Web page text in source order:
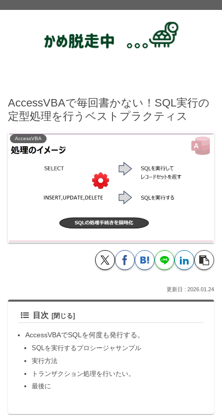
AccessVBAで毎回書かない！SQL実行の
定型処理を行うベストプラクティス
AccessVBA
2026.01.24
目次
AccessVBAでSQLを何度も発行する。
SQLを実行するプロシージャサンプル
実行方法
トランザクション処理を行いたい。
最後に